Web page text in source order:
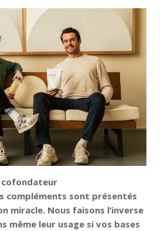
cofondateur
compléments sont présentés
miracle. Nous faisons l’inverse
même leur usage si vos bases